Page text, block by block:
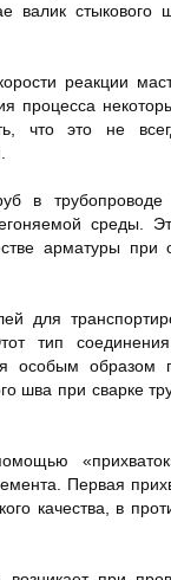
валик стыкового
реакции
процесса
что это не
в трубопроводе
среды.
арматуры при
для
тип
особым образом
шва при сварке
Первая
качества, в